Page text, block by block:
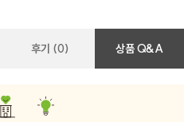
후기 (0) 상품 Q&A